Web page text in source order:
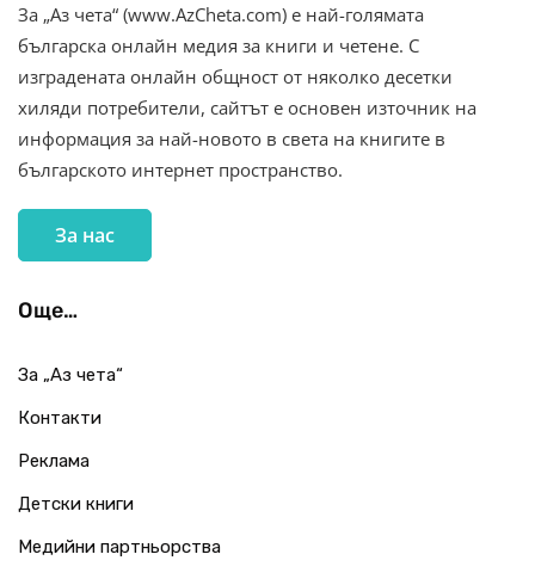
За „Аз чета“ (www.AzCheta.com) е най-голямата
българска онлайн медия за книги и четене. С
изградената онлайн общност от няколко десетки
хиляди потребители, сайтът е основен източник на
информация за най-новото в света на книгите в
българското интернет пространство.
За нас
Още…
За „Аз чета“
Контакти
Реклама
Детски книги
Медийни партньорства